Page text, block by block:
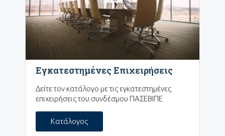
Εγκατεστημένες Επιχειρήσεις
Δείτε τον κατάλογο με τις εγκατεστημένες
επιχειρήσεις του συνδέσμου ΠΑΣΕΒΙΠΕ
Κατάλογος